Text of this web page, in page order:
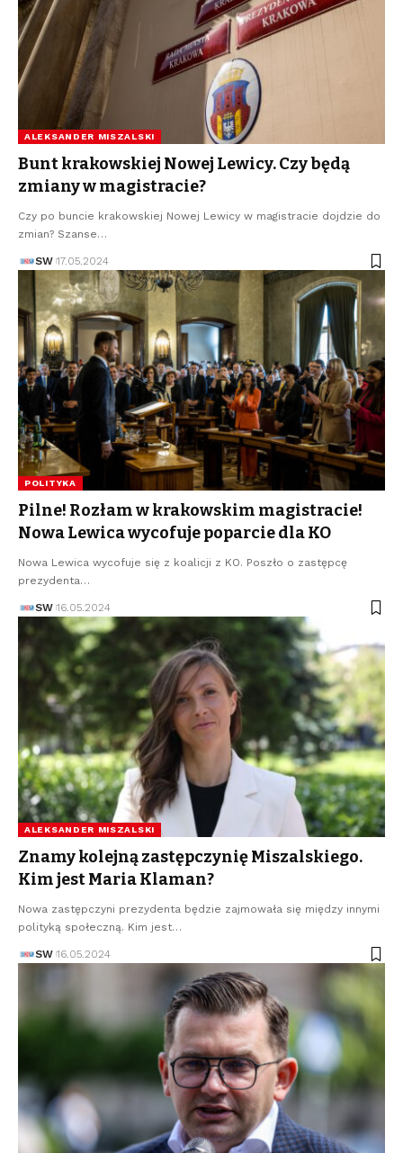
ALEKSANDER MISZALSKI
Bunt krakowskiej Nowej Lewicy. Czy będą
zmiany w magistracie?
Czy po buncie krakowskiej Nowej Lewicy w magistracie dojdzie do
zmian? Szanse…
SW 17.05.2024
POLITYKA
Pilne! Rozłam w krakowskim magistracie!
Nowa Lewica wycofuje poparcie dla KO
Nowa Lewica wycofuje się z koalicji z KO. Poszło o zastępcę
prezydenta…
SW 16.05.2024
ALEKSANDER MISZALSKI
Znamy kolejną zastępczynię Miszalskiego.
Kim jest Maria Klaman?
Nowa zastępczyni prezydenta będzie zajmowała się między innymi
polityką społeczną. Kim jest…
SW 16.05.2024